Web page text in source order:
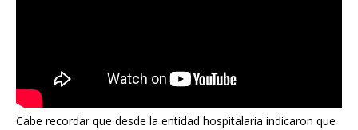
Cabe recordar que desde la entidad hospitalaria indicaron que